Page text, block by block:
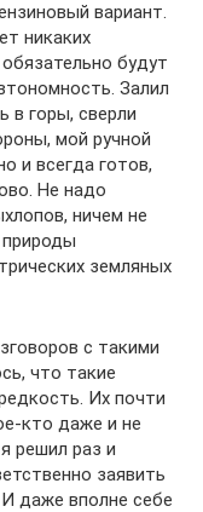
вариант.
никаких
будут
Залил
в горы, сверли
мой ручной
и всегда готов,
Не надо
ничем не
земляных
с такими
что такие
Их почти
кто даже и не
решил раз и
заявить
даже вполне себе